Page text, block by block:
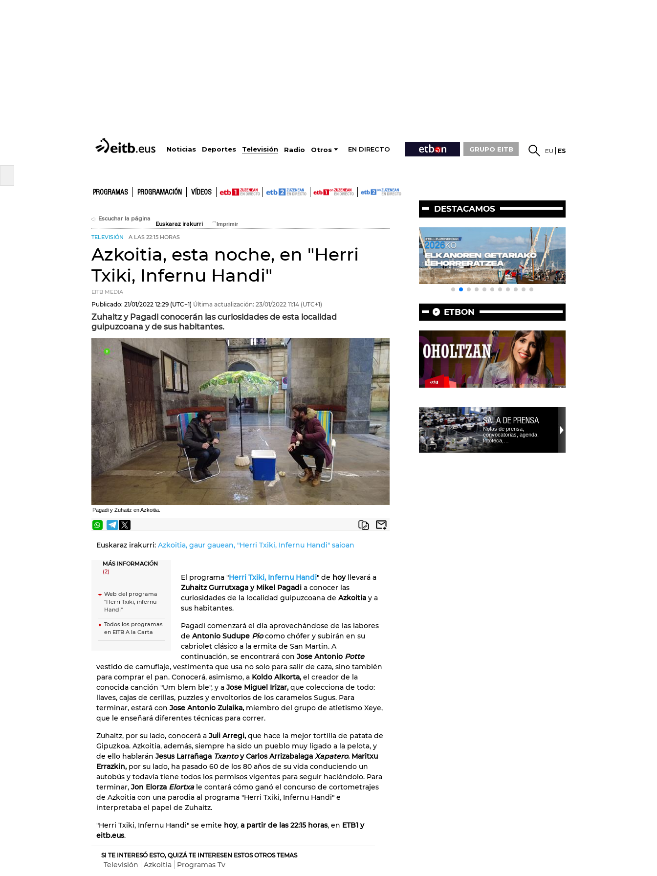
Noticias Deportes Televisión Radio Otros EN DIRECTO GRUPO EITB EU ES
PROGRAMAS PROGRAMACIÓN VÍDEOS
Escuchar la página
Euskaraz irakurri
TELEVISIÓN A LAS 22:15 HORAS
Azkoitia, esta noche, en "Herri
Txiki, Infernu Handi"
EITB MEDIA
Publicado: 21/01/2022 12:29 (UTC+1) Última actualización: 23/01/2022 11:14 (UTC+1)
Zuhaitz y Pagadi conocerán las curiosidades de esta localidad
guipuzcoana y de sus habitantes.
Pagadi y Zuhaitz en Azkoitia.
Euskaraz irakurri: Azkoitia, gaur gauean, "Herri Txiki, Infernu Handi" saioan
MÁS INFORMACIÓN
(2)
Web del programa
"Herri Txiki, infernu
Handi"
Todos los programas
en EITB A la Carta
El programa "Herri Txiki, Infernu Handi" de hoyllevará a
Zuhaitz Gurrutxaga y Mikel Pagadi a conocer las
curiosidades de la localidad guipuzcoana de Azkoitia y a
sus habitantes.
Pagadi comenzará el día aprovechándose de las labores
de Antonio Sudupe Pio como chófer y subirán en su
cabriolet clásico a la ermita de San Martin. A
continuación, se encontrará con Jose Antonio Potte
vestido de camuflaje, vestimenta que usa no solo para salir de caza, sino también
para comprar el pan. Conocerá, asimismo, a Koldo Alkorta, el creador de la
conocida canción "Um blem ble", y a Jose Miguel Irizar, que colecciona de todo:
llaves, cajas de cerillas, puzzles y envoltorios de los caramelos Sugus. Para
terminar, estará con Jose Antonio Zulaika, miembro del grupo de atletismo Xeye,
que le enseñará diferentes técnicas para correr.
Zuhaitz, por su lado, conocerá a Juli Arregi, que hace la mejor tortilla de patata de
Gipuzkoa. Azkoitia, además, siempre ha sido un pueblo muy ligado a la pelota, y
de ello hablarán Jesus Larrañaga Txantoy Carlos Arrizabalaga Xapatero. Maritxu
Errazkin, por su lado, ha pasado 60 de los 80 años de su vida conduciendo un
autobús y todavía tiene todos los permisos vigentes para seguir haciéndolo. Para
terminar, Jon Elorza Elortxa le contará cómo ganó el concurso de cortometrajes
de Azkoitia con una parodia al programa "Herri Txiki, Infernu Handi" e
interpretaba el papel de Zuhaitz.
"Herri Txiki, Infernu Handi" se emite hoy, a partir de las 22:15 horas, en ETB1 y
eitb.eus.
SI TE INTERESÓ ESTO, QUIZÁ TE INTERESEN ESTOS OTROS TEMAS
Televisión Azkoitia Programas Tv
DESTACAMOS
ETBON
SALA DE PRENSA
Notas de prensa,
convocatorias, agenda,
fototeca,…